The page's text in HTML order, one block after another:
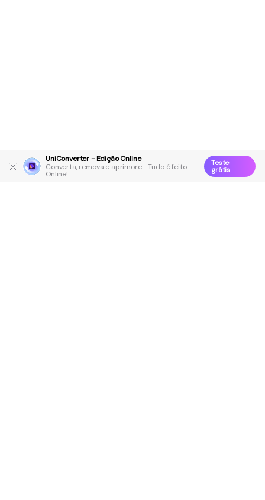
UniConverter - Edição Online
Converta, remova e aprimore--Tudo é feito
Online!
Teste
grátis